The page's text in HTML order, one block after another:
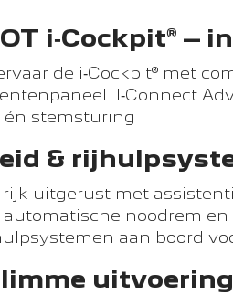
i‑Cockpit®
de i‑Cockpit® met
I‑Connect
én stemsturing
&
rijk uitgerust met
noodrem
aan boord